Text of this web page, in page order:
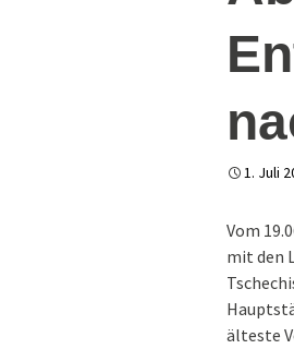
01.12.2023
Happy
Jahre
Wäscheklammer
1. Juli
Vom
mit den
älteste